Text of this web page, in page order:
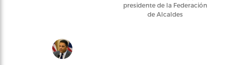
presidente de la Federación
de Alcaldes